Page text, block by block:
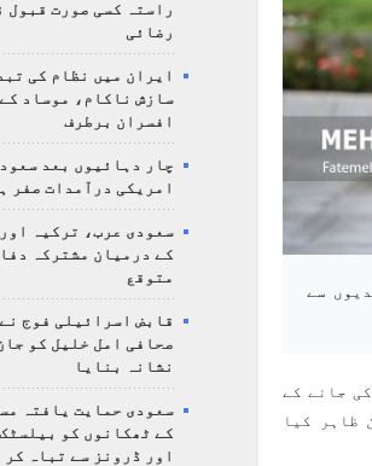
سے
جانے کے
ظاہر کیا
راستہ کسی صورت قبول
رضائی
ایران میں نظام کی
سازش ناکام، موساد
افسران برطرف
چار دہائیوں بعد
امریکی درآمدات صفر
سعودی عرب، ترکیہ
کے درمیان مشترکہ
متوقع
قابض اسرائیلی فوج
صحافی امل خلیل کو
نشانہ بنایا
سعودی حمایت یافتہ
کے ٹھکانوں کو
اور ڈرونز سے تباہ کر